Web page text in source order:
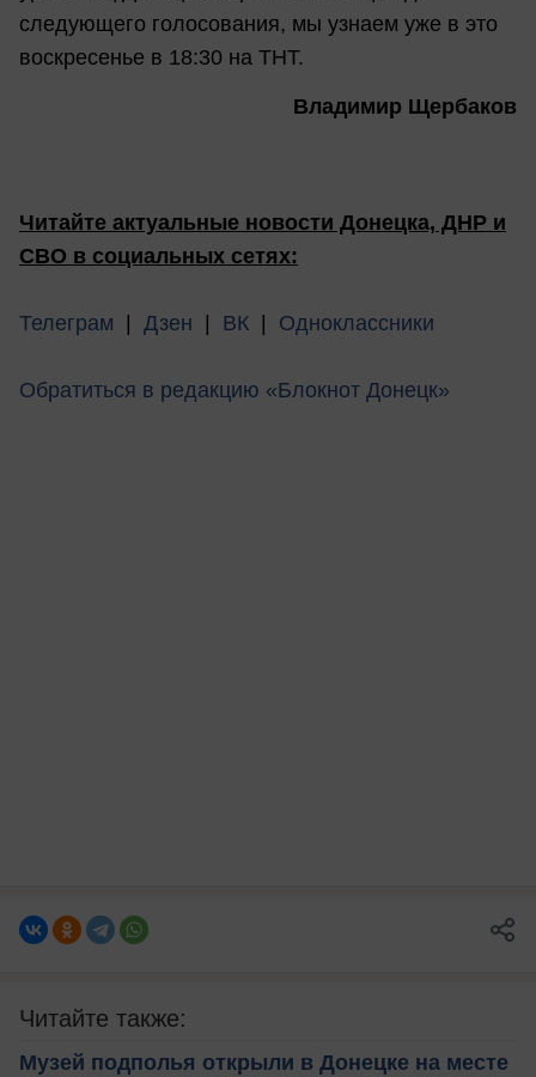
следующего голосования, мы узнаем уже в это
воскресенье в 18:30 на ТНТ.
Владимир Щербаков
Читайте актуальные новости Донецка, ДНР и
СВО в социальных сетях:
Телеграм Дзен ВК Одноклассники
Обратиться в редакцию «Блокнот Донецк»
Читайте также:
Музей подполья открыли в Донецке на месте